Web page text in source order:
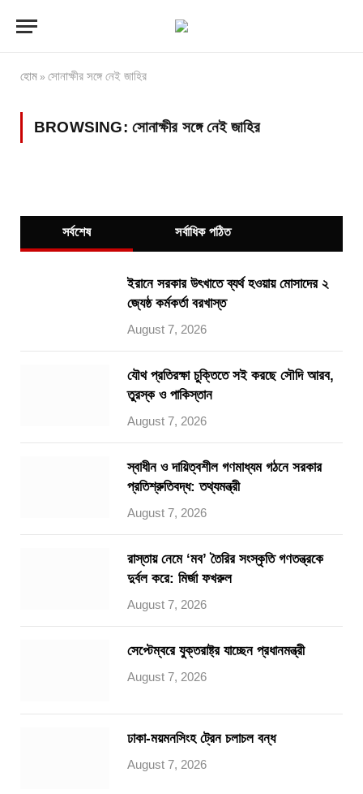
হোম » সোনাক্ষীর সঙ্গে নেই জাহির
BROWSING: সোনাক্ষীর সঙ্গে নেই জাহির
সর্বশেষ সর্বাধিক পঠিত
ইরানে সরকার উৎখাতে ব্যর্থ হওয়ায় মোসাদের ২
জ্যেষ্ঠ কর্মকর্তা বরখাস্ত
August 7, 2026
যৌথ প্রতিরক্ষা চুক্তিতে সই করছে সৌদি আরব,
তুরস্ক ও পাকিস্তান
August 7, 2026
স্বাধীন ও দায়িত্বশীল গণমাধ্যম গঠনে সরকার
প্রতিশ্রুতিবদ্ধ: তথ্যমন্ত্রী
August 7, 2026
রাস্তায় নেমে ‘মব’ তৈরির সংস্কৃতি গণতন্ত্রকে
দুর্বল করে: মির্জা ফখরুল
August 7, 2026
সেপ্টেম্বরে যুক্তরাষ্ট্র যাচ্ছেন প্রধানমন্ত্রী
August 7, 2026
ঢাকা-ময়মনসিংহ ট্রেন চলাচল বন্ধ
August 7, 2026